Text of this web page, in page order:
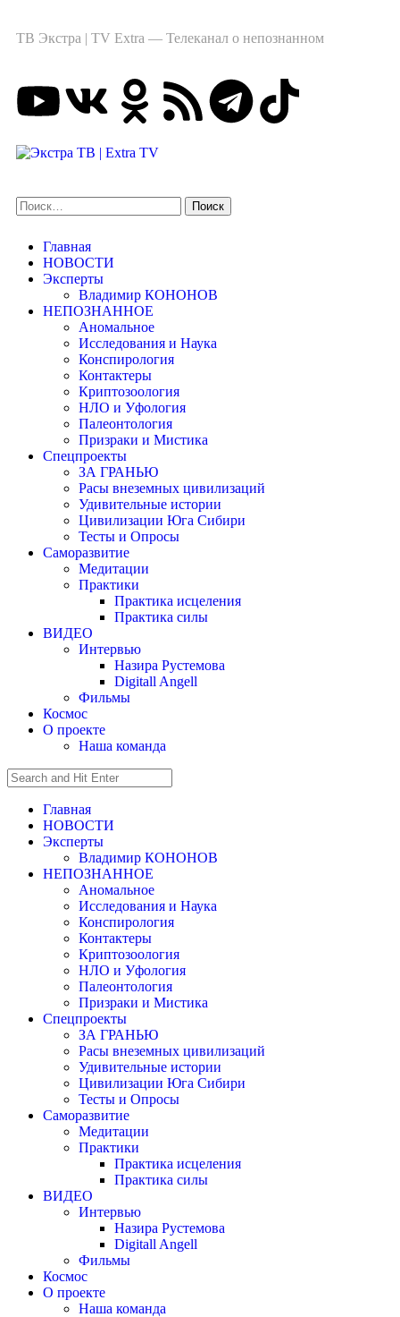
ТВ Экстра | TV Extra — Телеканал о непознанном
Главная
НОВОСТИ
Эксперты
Владимир КОНОНОВ
НЕПОЗНАННОЕ
Аномальное
Исследования и Наука
Конспирология
Контактеры
Криптозоология
НЛО и Уфология
Палеонтология
Призраки и Мистика
Спецпроекты
ЗА ГРАНЬЮ
Расы внеземных цивилизаций
Удивительные истории
Цивилизации Юга Сибири
Тесты и Опросы
Саморазвитие
Медитации
Практики
Практика исцеления
Практика силы
ВИДЕО
Интервью
Назира Рустемова
Digitall Angell
Фильмы
Космос
О проекте
Наша команда
Главная
НОВОСТИ
Эксперты
Владимир КОНОНОВ
НЕПОЗНАННОЕ
Аномальное
Исследования и Наука
Конспирология
Контактеры
Криптозоология
НЛО и Уфология
Палеонтология
Призраки и Мистика
Спецпроекты
ЗА ГРАНЬЮ
Расы внеземных цивилизаций
Удивительные истории
Цивилизации Юга Сибири
Тесты и Опросы
Саморазвитие
Медитации
Практики
Практика исцеления
Практика силы
ВИДЕО
Интервью
Назира Рустемова
Digitall Angell
Фильмы
Космос
О проекте
Наша команда